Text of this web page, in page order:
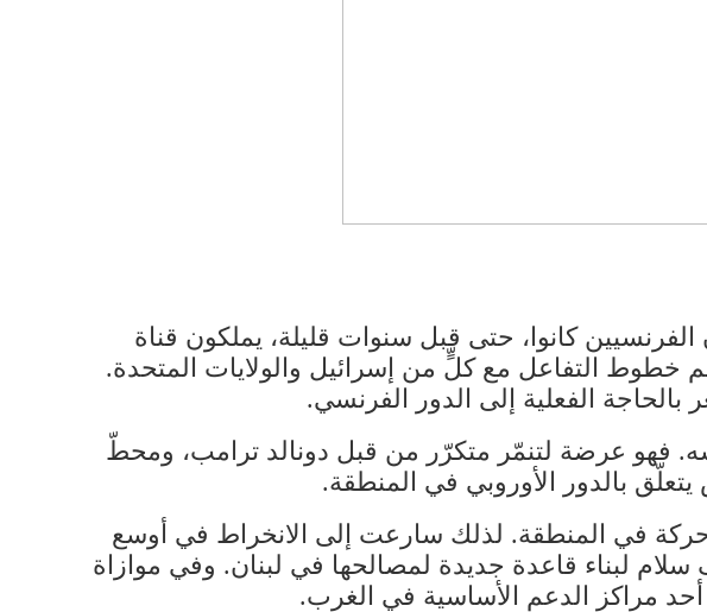
كانوا، حتى قبل سنوات قليلة، يملكون قناة
خطوط التفاعل مع كلٍّ من إسرائيل والولايات المتحدة.
الفعلية إلى الدور الفرنسي.
فهو عرضة لتنمّر متكرّر من قبل دونالد ترامب، ومحطّ
بالدور الأوروبي في المنطقة.
في المنطقة. لذلك سارعت إلى الانخراط في أوسع
لبناء قاعدة جديدة لمصالحها في لبنان. وفي موازاة
مراكز الدعم الأساسية في الغرب.